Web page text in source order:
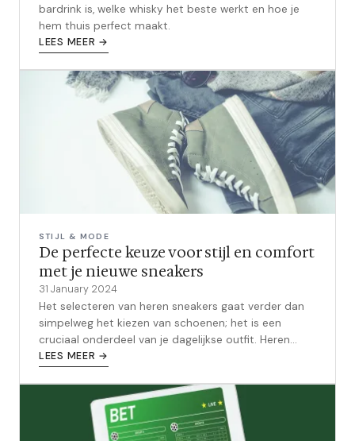
bardrink is, welke whisky het beste werkt en hoe je
hem thuis perfect maakt.
LEES MEER →
STIJL & MODE
De perfecte keuze voor stijl en comfort
met je nieuwe sneakers
31 January 2024
Het selecteren van heren sneakers gaat verder dan
simpelweg het kiezen van schoenen; het is een
cruciaal onderdeel van je dagelijkse outfit. Heren
sneakers zijn niet alleen een mod...
LEES MEER →